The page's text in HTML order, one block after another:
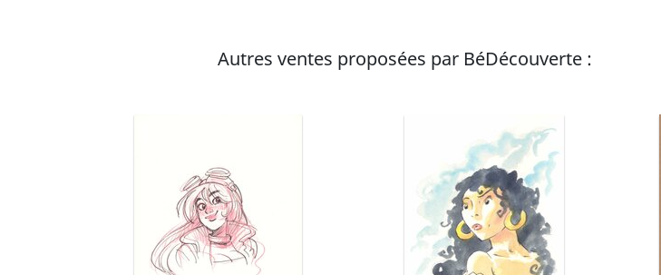
Autres ventes proposées par BéDécouverte :